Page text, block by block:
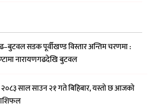
सडक पूर्वीखण्ड विस्तार अन्तिम चरणमा :
नारायणगढदेखि बुटवल
साल साउन २१ गते बिहिबार, यस्तो छ आजको